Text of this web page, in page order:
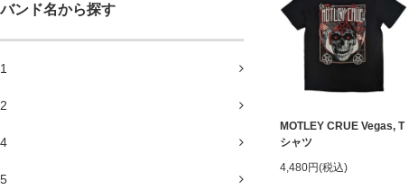
バンド名から探す
1
2
4
5
MOTLEY CRUE Vegas, T
シャツ
4,480円(税込)